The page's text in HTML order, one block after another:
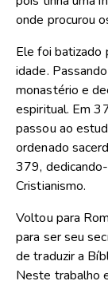
onde procurou
Ele foi batizado
idade.
monastério e
espiritual. Em
passou ao
ordenado
379,
Cristianismo.
Voltou para
para ser seu
de traduzir a
Neste trabalho